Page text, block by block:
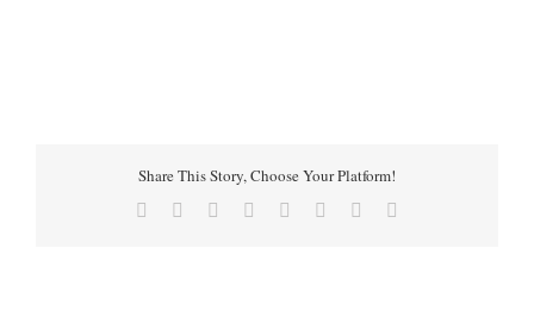
Share This Story, Choose Your Platform!
Facebook Reddit LinkedIn
TumblrPinterest